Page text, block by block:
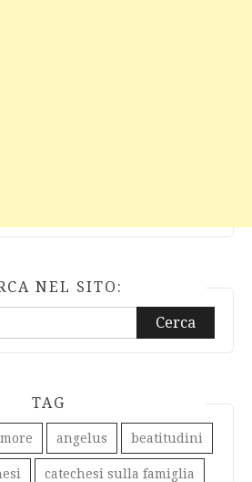
NEL SITO:
TAG
angelus beatitudini
catechesi sulla famiglia